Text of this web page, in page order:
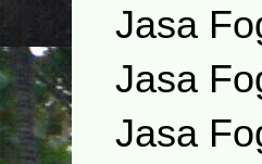
Jasa
Jasa
Jasa